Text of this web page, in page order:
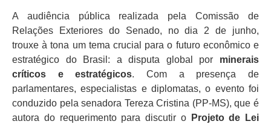
A audiência pública realizada pela Comissão de
Relações Exteriores do Senado, no dia 2 de junho,
trouxe à tona um tema crucial para o futuro econômico e
estratégico do Brasil: a disputa global por minerais
críticos e estratégicos. Com a presença de
parlamentares, especialistas e diplomatas, o evento foi
conduzido pela senadora Tereza Cristina (PP-MS), que é
autora do requerimento para discutir o
Projeto de Lei